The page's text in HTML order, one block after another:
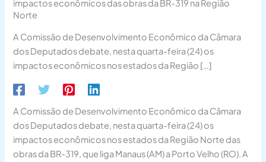
impactos econômicos das obras da BR-319 na Região
Norte
A Comissão de Desenvolvimento Econômico da Câmara
dos Deputados debate, nesta quarta-feira (24) os
impactos econômicos nos estados da Região […]
A Comissão de Desenvolvimento Econômico da Câmara
dos Deputados debate, nesta quarta-feira (24) os
impactos econômicos nos estados da Região Norte das
obras da BR-319, que liga Manaus (AM) a Porto Velho (RO). A